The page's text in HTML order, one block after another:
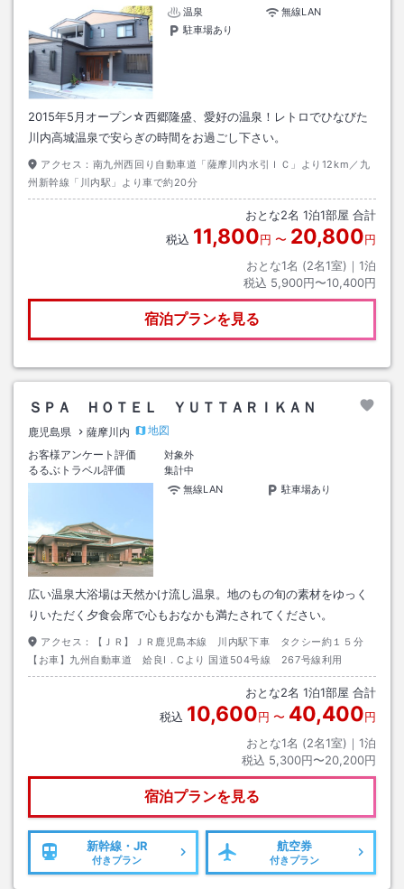
温泉
無線LAN
駐車場あり
2015年5月オープン☆西郷隆盛、愛好の温泉！レトロでひなびた
川内高城温泉で安らぎの時間をお過ごし下さい。
アクセス： 南九州西回り自動車道「薩摩川内水引ＩＣ」より12km／九
州新幹線「川内駅」より車で約20分
おとな2名 1泊1部屋 合計
税込 11,800円 〜 20,800円
おとな1名 (2名1室)｜ 1泊
税込 5,900円〜10,400円
宿泊プランを見る
ＳＰＡ ＨＯＴＥＬ ＹＵＴＴＡＲＩＫＡＮ
鹿児島県 薩摩川内
地図
お客様アンケート評価
対象外
るるぶトラベル評価
集計中
無線LAN
駐車場あり
広い温泉大浴場は天然かけ流し温泉。地のもの旬の素材をゆっく
りいただく夕食会席で心もおなかも満たされてください。
アクセス：
【ＪＲ】ＪＲ鹿児島本線 川内駅下車 タクシー約１５分
【お車】九州自動車道 姶良I．Cより 国道504号線 267号線利用
おとな2名 1泊1部屋 合計
税込 10,600円 〜 40,400円
おとな1名 (2名1室)｜ 1泊
税込 5,300円〜20,200円
宿泊プランを見る
新幹線・JR
付きプラン
航空券
付きプラン